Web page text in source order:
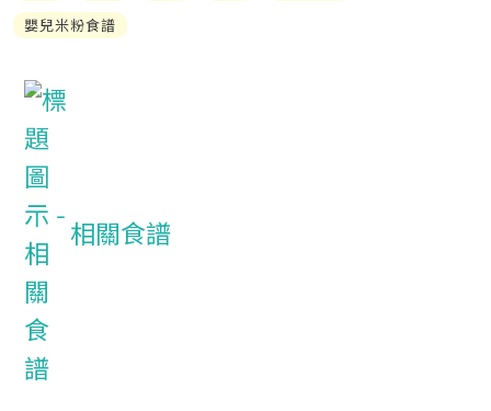
嬰兒米粉食譜
相關食譜